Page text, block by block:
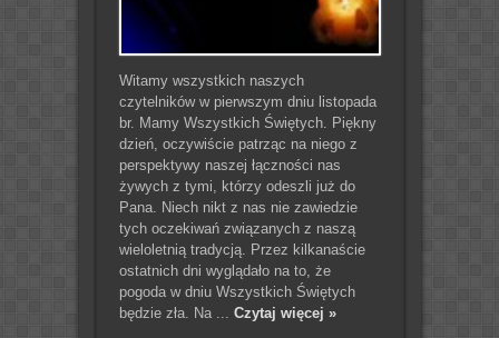
Witamy wszystkich naszych
czytelników w pierwszym dniu listopada
br. Mamy Wszystkich Świętych. Piękny
dzień, oczywiście patrząc na niego z
perspektywy naszej łączności nas
żywych z tymi, którzy odeszli już do
Pana. Niech nikt z nas nie zawiedzie
tych oczekiwań związanych z naszą
wieloletnią tradycją. Przez kilkanaście
ostatnich dni wyglądało na to, że
pogoda w dniu Wszystkich Świętych
będzie zła. Na ... Czytaj więcej »